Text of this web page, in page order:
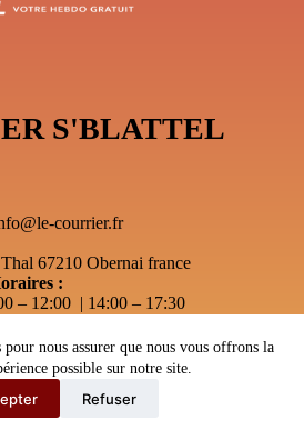
nous assurer que nous vous offrons la
possible sur notre site.
Refuser
S'BLATTEL
courrier.fr
67210 Obernai france
:
– 12:00 | 14:00 – 17:30
sur RDV Uniquement
RDV Uniquement
- Le courrier S'Blattel